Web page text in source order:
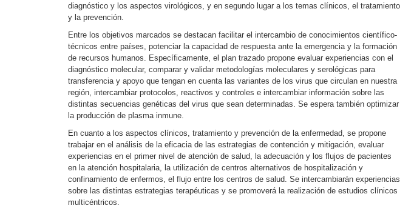
diagnóstico y los aspectos virológicos, y en segundo lugar a los temas clínicos, el tratamiento
y la prevención.
Entre los objetivos marcados se destacan facilitar el intercambio de conocimientos científico-
técnicos entre países, potenciar la capacidad de respuesta ante la emergencia y la formación
de recursos humanos. Específicamente, el plan trazado propone evaluar experiencias con el
diagnóstico molecular, comparar y validar metodologías moleculares y serológicas para
transferencia y apoyo que tengan en cuenta las variantes de los virus que circulan en nuestra
región, intercambiar protocolos, reactivos y controles e intercambiar información sobre las
distintas secuencias genéticas del virus que sean determinadas. Se espera también optimizar
la producción de plasma inmune.
En cuanto a los aspectos clínicos, tratamiento y prevención de la enfermedad, se propone
trabajar en el análisis de la eficacia de las estrategias de contención y mitigación, evaluar
experiencias en el primer nivel de atención de salud, la adecuación y los flujos de pacientes
en la atención hospitalaria, la utilización de centros alternativos de hospitalización y
confinamiento de enfermos, el flujo entre los centros de salud. Se intercambiarán experiencias
sobre las distintas estrategias terapéuticas y se promoverá la realización de estudios clínicos
multicéntricos.